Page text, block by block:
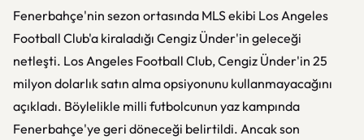
Fenerbahçe'nin sezon ortasında MLS ekibi Los Angeles
Football Club'a kiraladığı Cengiz Ünder'in geleceği
netleşti. Los Angeles Football Club, Cengiz Ünder'in 25
milyon dolarlık satın alma opsiyonunu kullanmayacağını
açıkladı. Böylelikle milli futbolcunun yaz kampında
Fenerbahçe'ye geri döneceği belirtildi. Ancak son